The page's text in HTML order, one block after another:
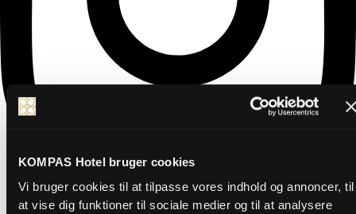
KOMPAS Hotel bruger cookies
Vi bruger cookies til at tilpasse vores indhold og annoncer, til
at vise dig funktioner til sociale medier og til at analysere